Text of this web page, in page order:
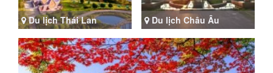
Du lịch Thái Lan Du lịch Châu Âu